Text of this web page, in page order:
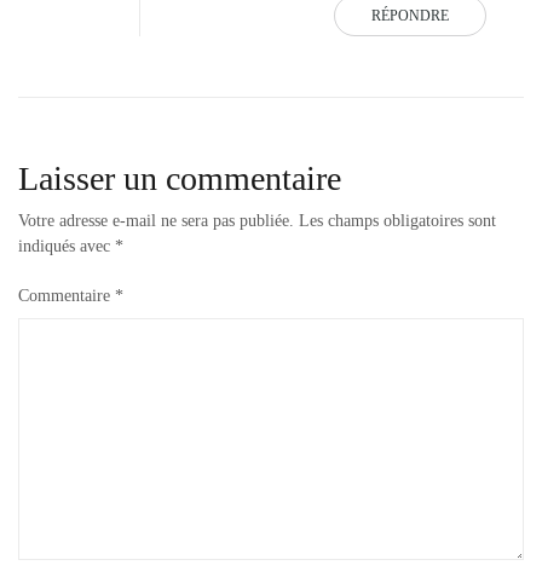
RÉPONDRE
Laisser un commentaire
Votre adresse e-mail ne sera pas publiée. Les champs obligatoires sont
indiqués avec *
Commentaire *